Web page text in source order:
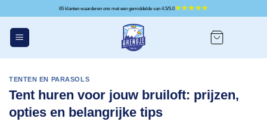
inhoud
65 klanten waarderen ons met een gemiddelde van 4.5/5.0
TENTEN EN PARASOLS
Tent huren voor jouw bruiloft: prijzen,
opties en belangrijke tips